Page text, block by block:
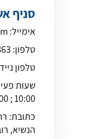
סניף
אימייל:
טלפון:
טלפון
שעות
10:00 ; 19:00-17:00
כתובת:
הנשיא,